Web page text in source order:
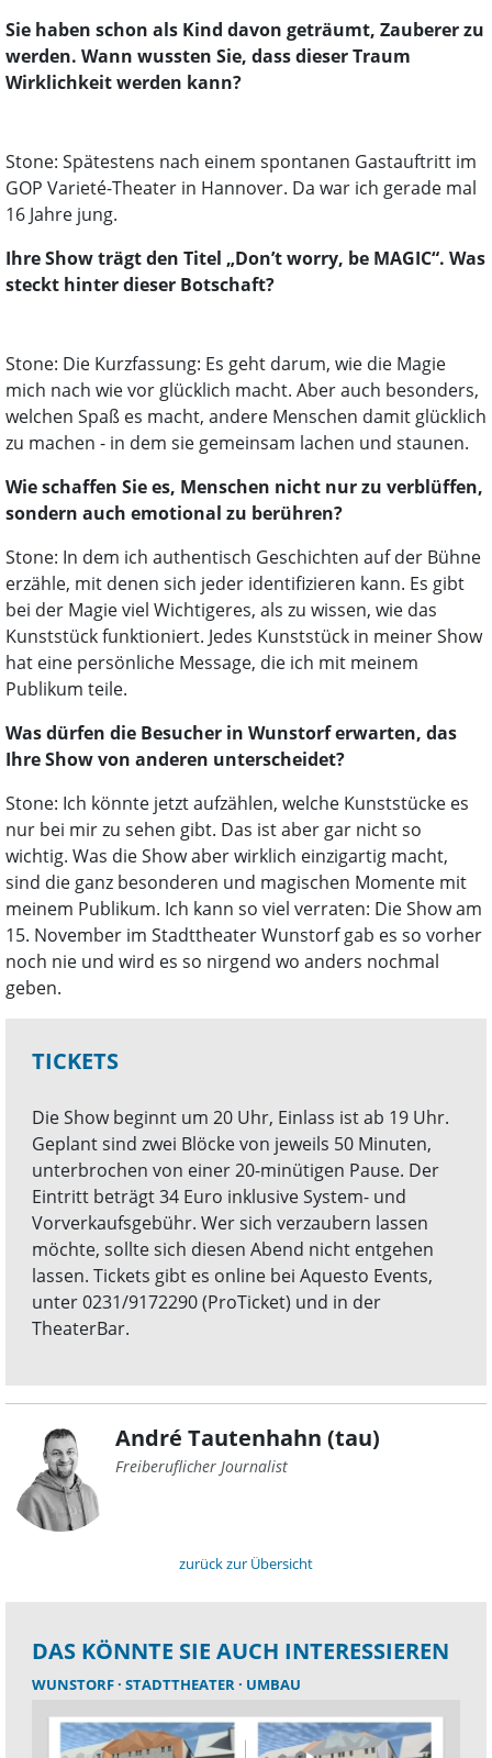
Sie haben schon als Kind davon geträumt, Zauberer zu
werden. Wann wussten Sie, dass dieser Traum
Wirklichkeit werden kann?
Stone: Spätestens nach einem spontanen Gastauftritt im
GOP Varieté-Theater in Hannover. Da war ich gerade mal
16 Jahre jung.
Ihre Show trägt den Titel „Don’t worry, be MAGIC“. Was
steckt hinter dieser Botschaft?
Stone: Die Kurzfassung: Es geht darum, wie die Magie
mich nach wie vor glücklich macht. Aber auch besonders,
welchen Spaß es macht, andere Menschen damit glücklich
zu machen - in dem sie gemeinsam lachen und staunen.
Wie schaffen Sie es, Menschen nicht nur zu verblüffen,
sondern auch emotional zu berühren?
Stone: In dem ich authentisch Geschichten auf der Bühne
erzähle, mit denen sich jeder identifizieren kann. Es gibt
bei der Magie viel Wichtigeres, als zu wissen, wie das
Kunststück funktioniert. Jedes Kunststück in meiner Show
hat eine persönliche Message, die ich mit meinem
Publikum teile.
Was dürfen die Besucher in Wunstorf erwarten, das
Ihre Show von anderen unterscheidet?
Stone: Ich könnte jetzt aufzählen, welche Kunststücke es
nur bei mir zu sehen gibt. Das ist aber gar nicht so
wichtig. Was die Show aber wirklich einzigartig macht,
sind die ganz besonderen und magischen Momente mit
meinem Publikum. Ich kann so viel verraten: Die Show am
15. November im Stadttheater Wunstorf gab es so vorher
noch nie und wird es so nirgend wo anders nochmal
geben.
TICKETS
Die Show beginnt um 20 Uhr, Einlass ist ab 19 Uhr.
Geplant sind zwei Blöcke von jeweils 50 Minuten,
unterbrochen von einer 20-minütigen Pause. Der
Eintritt beträgt 34 Euro inklusive System- und
Vorverkaufsgebühr. Wer sich verzaubern lassen
möchte, sollte sich diesen Abend nicht entgehen
lassen. Tickets gibt es online bei Aquesto Events,
unter 0231/9172290 (ProTicket) und in der
TheaterBar.
André Tautenhahn (tau)
Freiberuflicher Journalist
zurück zur Übersicht
DAS KÖNNTE SIE AUCH INTERESSIEREN
WUNSTORF STADTTHEATER UMBAU